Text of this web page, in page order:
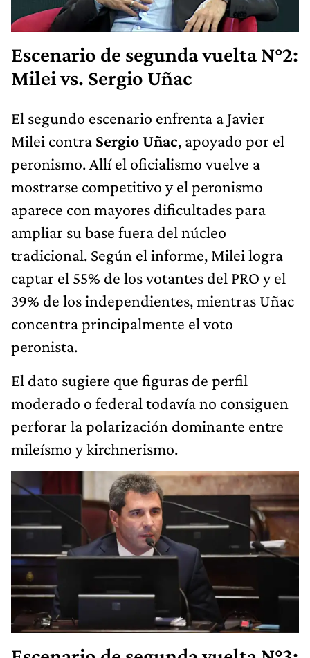
Escenario de segunda vuelta N°2:
Milei vs. Sergio Uñac
El segundo escenario enfrenta a Javier
Milei contra Sergio Uñac, apoyado por el
peronismo. Allí el oficialismo vuelve a
mostrarse competitivo y el peronismo
aparece con mayores dificultades para
ampliar su base fuera del núcleo
tradicional. Según el informe, Milei logra
captar el 55% de los votantes del PRO y el
39% de los independientes, mientras Uñac
concentra principalmente el voto
peronista.
El dato sugiere que figuras de perfil
moderado o federal todavía no consiguen
perforar la polarización dominante entre
mileísmo y kirchnerismo.